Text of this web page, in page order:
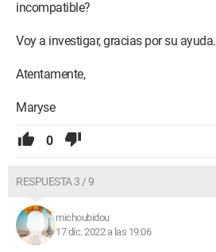
incompatible?
Voy a investigar, gracias por su ayuda.
Atentamente,
Maryse
0
RESPUESTA 3 / 9
michoubidou
17 dic. 2022 a las 19:06